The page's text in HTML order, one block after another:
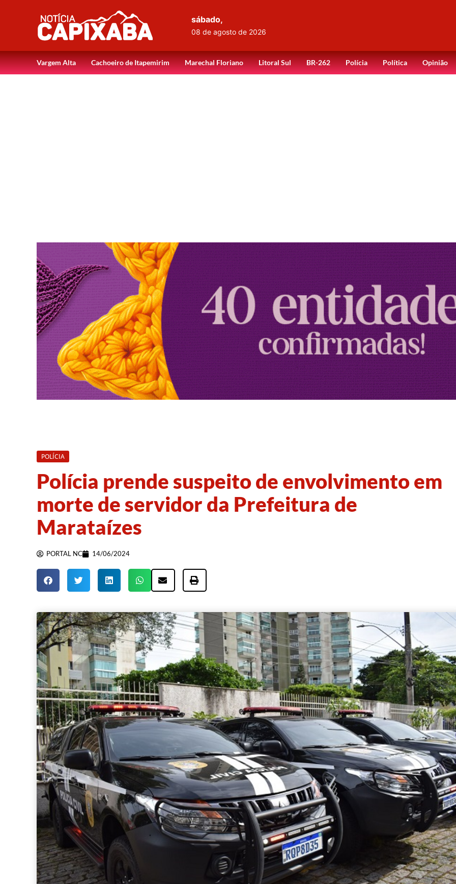
sábado,
08 de agosto de 2026
Vargem Alta Cachoeiro de Itapemirim Marechal Floriano Litoral Sul BR-262 Polícia Política Opinião
POLÍCIA
Polícia prende suspeito de envolvimento em
morte de servidor da Prefeitura de
Marataízes
PORTAL NC 14/06/2024